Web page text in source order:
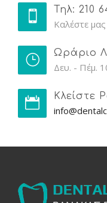
Τηλ: 210
Καλέστε
Ωράριο
Δευ. - Πέμ.
Κλείστε